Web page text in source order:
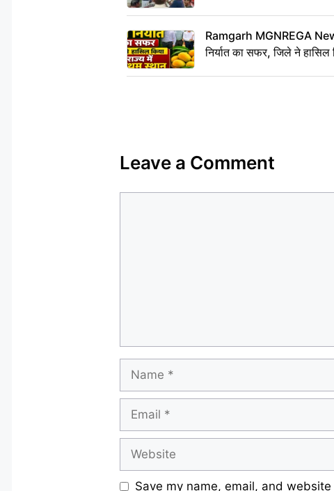
Ramgarh MGNREGA
निर्यात का सफर, जिले ने हासिल
Leave a Comment
Name
Email
Website
Save my name, email, and